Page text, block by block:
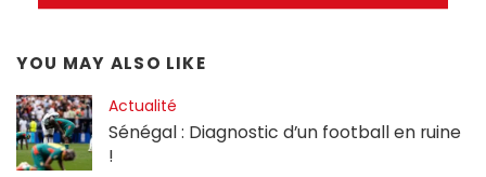
YOU MAY ALSO LIKE
Actualité
Sénégal : Diagnostic d’un football en ruine
!